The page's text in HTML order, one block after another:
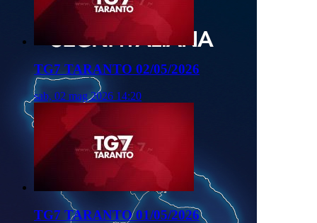
TG7 TARANTO 02/05/2026
sab, 02 mag 2026 14:20
TG7 TARANTO 01/05/2026